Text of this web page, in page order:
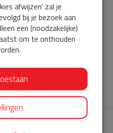
door de Hartstichting en
is AED360-ProCardio
en ontzorgen zij jou de
is gespecialiseerd in de
van Philips AED’s.
afwijzen' zal je
bij je bezoek aan
een (noodzakelijke)
om te onthouden